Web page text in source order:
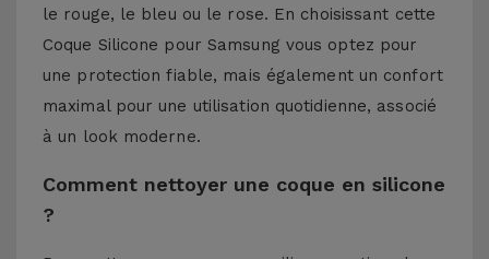
le rouge, le bleu ou le rose. En choisissant cette
Coque Silicone pour Samsung vous optez pour
une protection fiable, mais également un confort
maximal pour une utilisation quotidienne, associé
à un look moderne.
Comment nettoyer une coque en silicone
?